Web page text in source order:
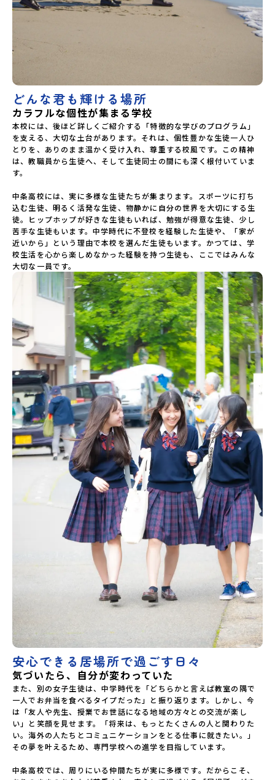
どんな君も輝ける場所
カラフルな個性が集まる学校
本校には、後ほど詳しくご紹介する「特徴的な学びのプログラム」
を支える、大切な土台があります。それは、個性豊かな生徒一人ひ
とりを、ありのまま温かく受け入れ、尊重する校風です。この精神
は、教職員から生徒へ、そして生徒同士の間にも深く根付いていま
す。
中条高校には、実に多様な生徒たちが集まります。スポーツに打ち
込む生徒、明るく活発な生徒、物静かに自分の世界を大切にする生
徒。ヒップホップが好きな生徒もいれば、勉強が得意な生徒、少し
苦手な生徒もいます。中学時代に不登校を経験した生徒や、「家が
近いから」という理由で本校を選んだ生徒もいます。かつては、学
校生活を心から楽しめなかった経験を持つ生徒も、ここではみんな
大切な一員です。
安心できる居場所で過ごす日々
気づいたら、自分が変わっていた
また、別の女子生徒は、中学時代を「どちらかと言えば教室の隅で
一人でお弁当を食べるタイプだった」と振り返ります。しかし、今
は「友人や先生、授業でお世話になる地域の方々との交流が楽し
い」と笑顔を見せます。「将来は、もっとたくさんの人と関わりた
い。海外の人たちとコミュニケーションをとる仕事に就きたい。」
その夢を叶えるため、専門学校への進学を目指しています。
中条高校では、周りにいる仲間たちが実に多様です。だからこそ、